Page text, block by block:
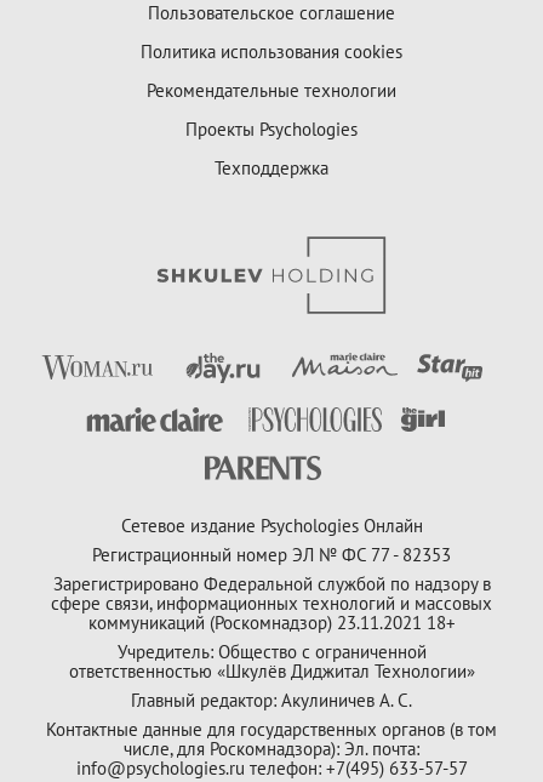
Пользовательское соглашение
Политика использования cookies
Рекомендательные технологии
Проекты Psychologies
Техподдержка
Сетевое издание Psychologies Онлайн
Регистрационный номер ЭЛ № ФС 77 - 82353
Зарегистрировано Федеральной службой по надзору в
сфере связи, информационных технологий и массовых
коммуникаций (Роскомнадзор) 23.11.2021 18+
Учредитель: Общество с ограниченной
ответственностью «Шкулёв Диджитал Технологии»
Главный редактор: Акулиничев А. С.
Контактные данные для государственных органов (в том
числе, для Роскомнадзора): Эл. почта:
info@psychologies.ru телефон: +7(495) 633-57-57